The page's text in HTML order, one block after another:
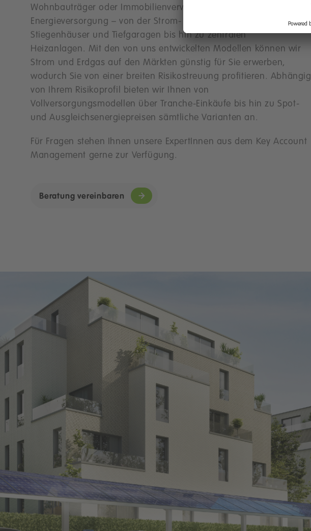
Wohnbauträger oder Immobilienverwalter individuell in Sachen
Energieversorgung – von der Strom- oder Gaslieferung für
Stiegenhäuser und Tiefgaragen bis hin zu zentralen
Heizanlagen. Mit den von uns entwickelten Modellen können wir
Strom und Erdgas auf den Märkten günstig für Sie erwerben,
wodurch Sie von einer breiten Risikostreuung profitieren. Abhängig
von Ihrem Risikoprofil bieten wir Ihnen von
Vollversorgungsmodellen über Tranche-Einkäufe bis hin zu Spot-
und Ausgleichsenergiepreisen sämtliche Varianten an.
Für Fragen stehen Ihnen unsere ExpertInnen aus dem Key Account
Management gerne zur Verfügung.
Beratung vereinbaren